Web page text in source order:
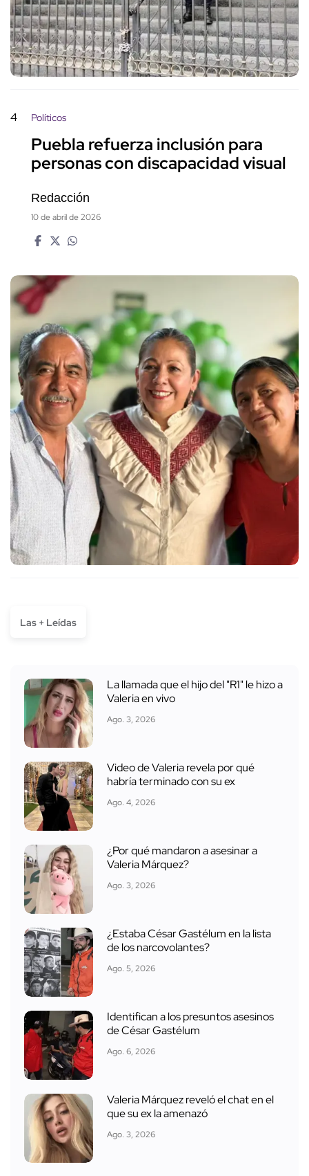
4 Políticos
Puebla refuerza inclusión para
personas con discapacidad visual
Redacción
10 de abril de 2026
Las + Leídas
La llamada que el hijo del "R1" le hizo a
Valeria en vivo
Ago. 3, 2026
Video de Valeria revela por qué
habría terminado con su ex
Ago. 4, 2026
¿Por qué mandaron a asesinar a
Valeria Márquez?
Ago. 3, 2026
¿Estaba César Gastélum en la lista
de los narcovolantes?
Ago. 5, 2026
Identifican a los presuntos asesinos
de César Gastélum
Ago. 6, 2026
Valeria Márquez reveló el chat en el
que su ex la amenazó
Ago. 3, 2026